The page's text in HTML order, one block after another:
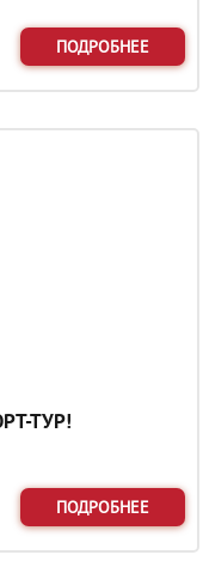
ПОДРОБНЕЕ
ТУР!
ПОДРОБНЕЕ